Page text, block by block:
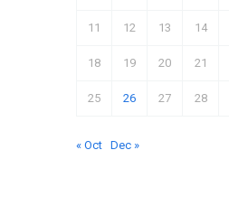
11 12 13 14
18 19 20 21
25 26 27 28
« Oct Dec »